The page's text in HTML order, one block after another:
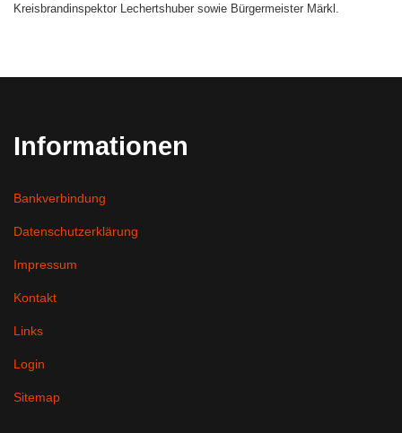
Kreisbrandinspektor Lechertshuber sowie Bürgermeister Märkl.
Informationen
Bankverbindung
Datenschutzerklärung
Impressum
Kontakt
Links
Login
Sitemap